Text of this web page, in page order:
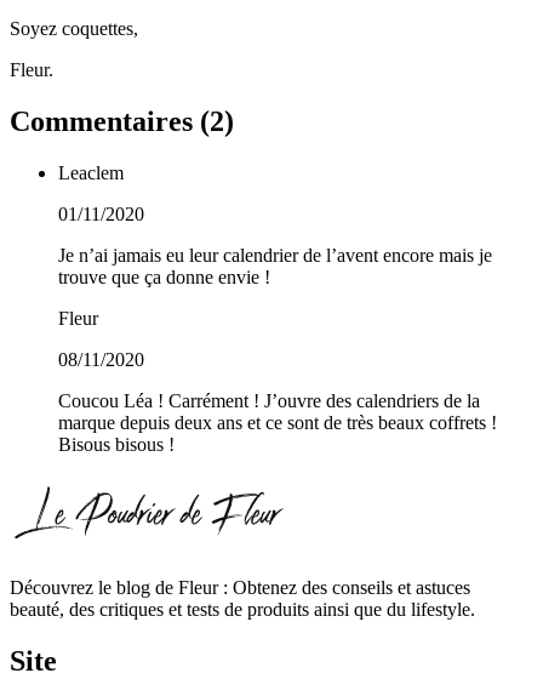
Soyez coquettes,
Fleur.
Commentaires (2)
Leaclem
01/11/2020
Je n’ai jamais eu leur calendrier de l’avent encore mais je
trouve que ça donne envie !
Fleur
08/11/2020
Coucou Léa ! Carrément ! J’ouvre des calendriers de la
marque depuis deux ans et ce sont de très beaux coffrets !
Bisous bisous !
Découvrez le blog de Fleur : Obtenez des conseils et astuces
beauté, des critiques et tests de produits ainsi que du lifestyle.
Site